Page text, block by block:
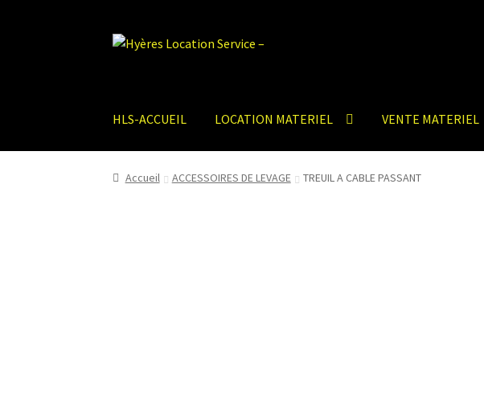
Aller
Aller
HLS-ACCUEIL LOCATION MATERIEL VENTE MATERIEL
Accueil ACCESSOIRES DE LEVAGE TREUIL A CABLE PASSANT